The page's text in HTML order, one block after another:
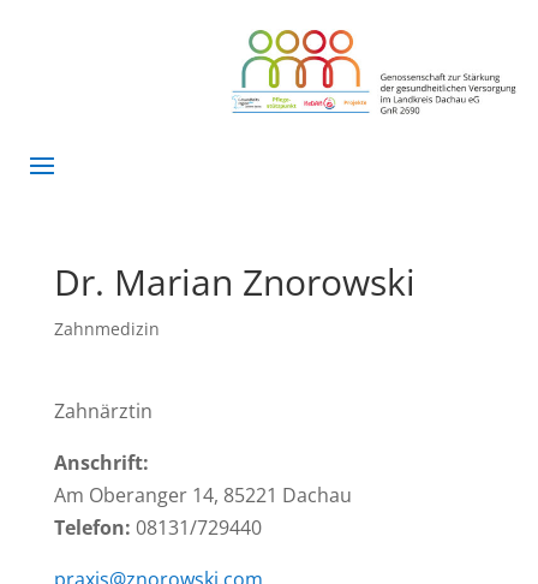
Dr. Marian Znorowski
Zahnmedizin
Zahnärztin
Anschrift:
Am Oberanger 14, 85221 Dachau
Telefon: 08131/729440